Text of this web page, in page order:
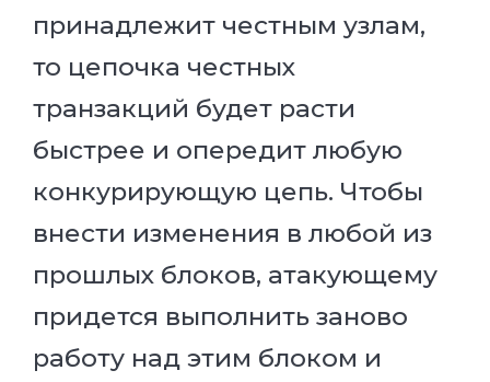
принадлежит честным узлам,
то цепочка честных
транзакций будет расти
быстрее и опередит любую
конкурирующую цепь. Чтобы
внести изменения в любой из
прошлых блоков, атакующему
придется выполнить заново
работу над этим блоком и